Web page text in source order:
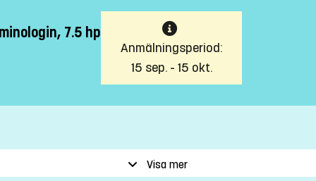
7.5 hp
Anmälningsperiod:
15 sep. - 15 okt.
Visa mer